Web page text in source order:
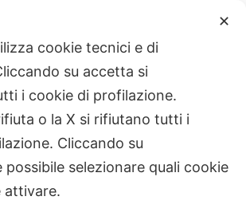
SLOVENSKE KATOLIŠKE
Main
✕
cookie tecnici e di
su accetta si
i cookie di profilazione.
o la X si rifiutano tutti i
Cliccando su
possibile selezionare quali cookie
attivare.